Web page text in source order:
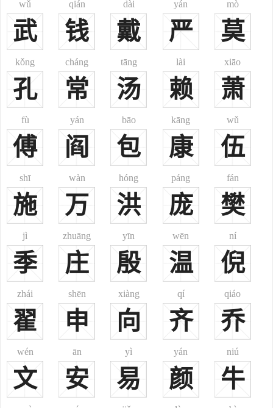
5、为达斡尔族姓氏所改。或为德贡氏所改，盖取其首音谐以音
近似之“杜”而为单姓。系出敖拉“哈拉”。或为德都尔“哈拉”所改，亦
取其首音谐以音近似之“杜”而为单姓。或为达力德索氏所改，取其首
6、或为鄂温克族之杜拉尔“嘎拉”(按：即“哈拉”)所改。盖取其首
音谐“杜”而为单姓。
7、或为鄂伦春族之杜宁肯“哈拉”所改，取其哈拉之首音谐“杜”而
为单姓。
8、或为裕固族之杜曼氏所改，取其首音谐“杜”以为单姓。
9、回族之杜姓，或为杨姓所改。清代回民起义领袖杜文秀，本
姓杨，过继给其姨母杜氏，遂更名杜文秀。
10、土族有“什东加”氏，方音有别，故或作“什杜加”，意为有羊
圈的人。因其养羊著称，遂以什杜加为姓。后改单姓“杜”，盖取“什杜
加”之第二音节谐杜(或‘东’)而为姓。注(5)——(10)见《中国人的姓
名》。
二、
历史上罕见姓氏。《姓氏词典》引《康熙字典》收载并注此音。
又注：“春秋时晋有杜蒯。”(按：杜蒯，当即“屠蒯”，又作“杜蒉”。)一
音dǔ，又音dù，皆为姓。
三、
云：“杜，姓也。楚有杜敖。”
四、
杜姓分布：分布很广，约占全国汉族人口0.4%，为中国人口最多
wǔ
武
qián
钱
dài
戴
yán
严
mò
莫
kǒng
孔
cháng
常
tāng
汤
lài
赖
xiāo
萧
fù
傅
yán
阎
bāo
包
kāng
康
wǔ
伍
shī
施
wàn
万
hóng
洪
páng
庞
fán
樊
jì
季
zhuāng
庄
yīn
殷
wēn
温
ní
倪
zhái
翟
shēn
申
xiàng
向
qí
齐
qiáo
乔
wén
文
ān
安
yì
易
yán
颜
niú
牛